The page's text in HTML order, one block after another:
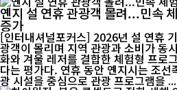
옌지 설 연휴 관광객 몰려...민속
증가
[인터내셔널포커스] 2026년 설 연휴
광객이 몰리며 지역 관광과 소비가 동
화와 겨울 레저를 결합한 체험형 프로
다는 평가다. 연휴 동안 옌지시는 조선족 민속 체험과 공연, 겨울 관
광 시설을 중심으로 관광 프로그램을 ...